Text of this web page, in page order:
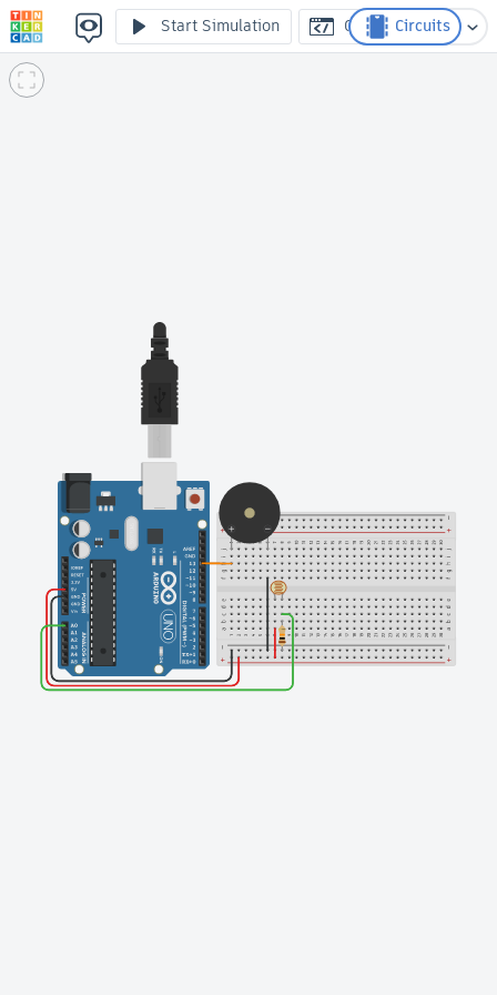
Finishing
Işık değişimini ses değişimine dönüştürme
Start Simulation Code Circuits